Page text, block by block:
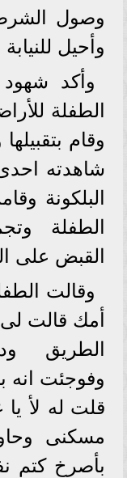
وصول
وأحيل
وأكد
الطفلة
وقام
شاهدته
البلكونة
الطفلة
القبض على
وقالت
أمك قالت
الطريق
وفوجئت انه
قلت له لأ
مسكنى
بأصرخ كتم